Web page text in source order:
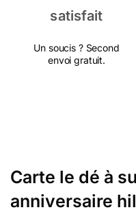
satisfait
Un soucis ? Second
envoi gratuit.
Carte le dé à
anniversaire